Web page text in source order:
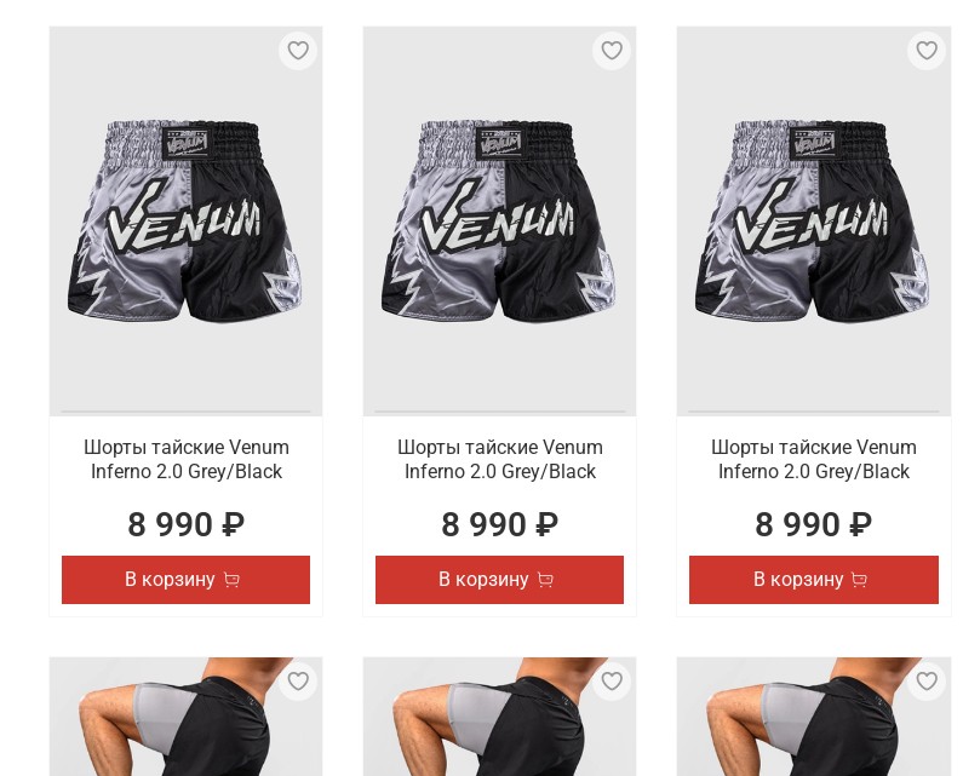
Шорты тайские Venum
Inferno 2.0 Grey/Black
8 990 ₽
В корзину
Шорты тайские Venum
Inferno 2.0 Grey/Black
8 990 ₽
В корзину
Шорты тайские Venum
Inferno 2.0 Grey/Black
8 990 ₽
В корзину